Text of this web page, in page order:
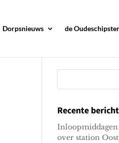
Dorpsnieuws de Oudeschipster
Recente
Inloopmiddagen
over station